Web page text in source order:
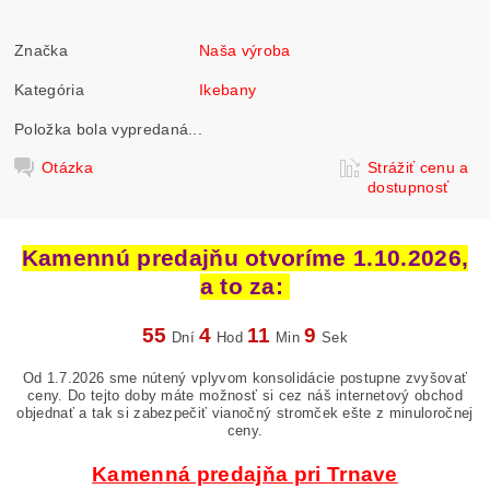
Značka Naša výroba
Kategória Ikebany
Položka bola vypredaná...
Otázka
Strážiť cenu a
dostupnosť
Kamennú predajňu otvoríme 1.10.2026,
a to za:
55 Dní4 Hod 11 Min8 Sek
Od 1.7.2026 sme nútený vplyvom konsolidácie postupne zvyšovať
ceny. Do tejto doby máte možnosť si cez náš internetový obchod
objednať a tak si zabezpečiť vianočný stromček ešte z minuloročnej
ceny.
Kamenná predajňa pri Trnave